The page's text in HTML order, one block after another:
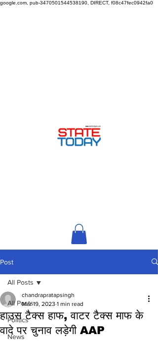
google.com, pub-3470501544538190, DIRECT, f08c47fec0942fa0
Post
All Posts
Politics
News
All Posts
हाउस टैक्स हाफ, वाटर टैक्स माफ के
वादे पर चुनाव लड़ेगी AAP
chandrapratapsingh
Mar 19, 2023 1 min read